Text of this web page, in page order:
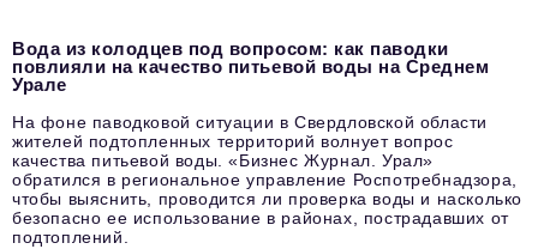
Вода из колодцев под вопросом: как паводки
повлияли на качество питьевой воды на Среднем
Урале
На фоне паводковой ситуации в Свердловской области
жителей подтопленных территорий волнует вопрос
качества питьевой воды. «Бизнес Журнал. Урал»
обратился в региональное управление Роспотребнадзора,
чтобы выяснить, проводится ли проверка воды и насколько
безопасно ее использование в районах, пострадавших от
подтоплений.